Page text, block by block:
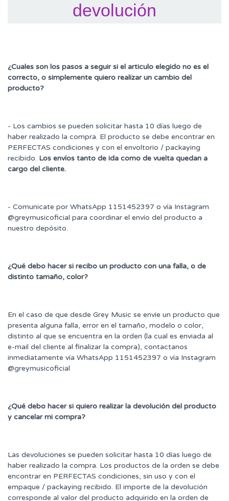
devolución
¿Cuales son los pasos a seguir si el articulo elegido no es el
correcto, o simplemente quiero realizar un cambio del
producto?
- Los cambios se pueden solicitar hasta 10 días luego de
haber realizado la compra. El producto se debe encontrar en
PERFECTAS condiciones y con el envoltorio / packaying
recibido. Los envíos tanto de ida como de vuelta quedan a
cargo del cliente.
- Comunicate por WhatsApp 1151452397 o vía Instagram
@greymusicoficial para coordinar el envío del producto a
nuestro depósito.
¿Qué debo hacer si recibo un producto con una falla, o de
distinto tamaño, color?
En el caso de que desde Grey Music se envie un producto que
presenta alguna falla, error en el tamaño, modelo o color,
distinto al que se encuentra en la orden (la cual es enviada al
e-mail del cliente al finalizar la compra), contactanos
inmediatamente vía WhatsApp 1151452397 o vía Instagram
@greymusicoficial
¿Qué debo hacer si quiero realizar la devolución del producto
y cancelar mi compra?
Las devoluciones se pueden solicitar hasta 10 días luego de
haber realizado la compra. Los productos de la orden se debe
encontrar en PERFECTAS condiciones, sin uso y con el
empaque / packaying recibido. El importe de la devolución
corresponde al valor del producto adquirido en la orden de